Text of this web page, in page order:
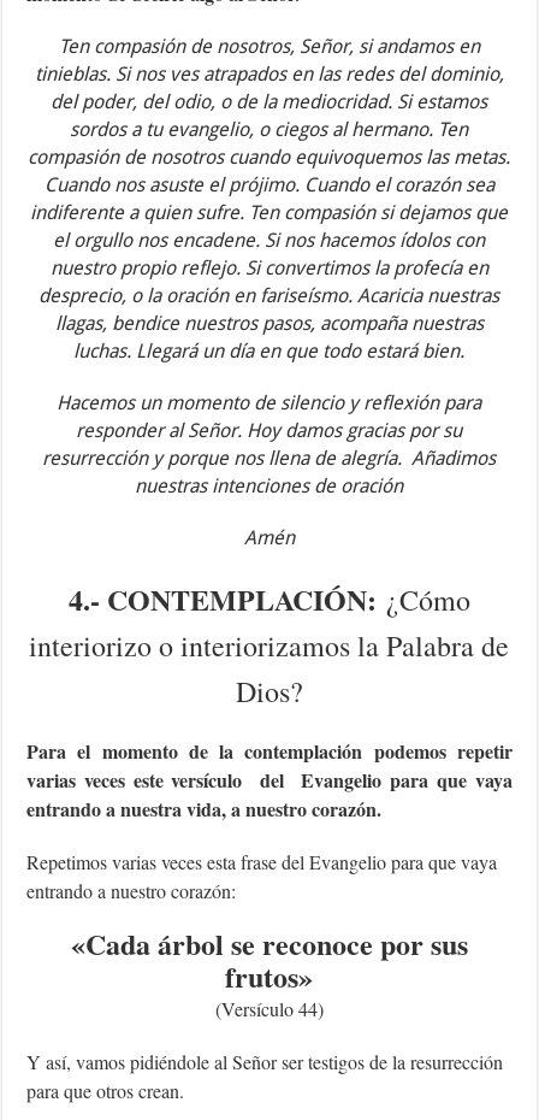
Ten compasión de nosotros, Señor, si andamos en
tinieblas. Si nos ves atrapados en las redes del dominio,
del poder, del odio, o de la mediocridad. Si estamos
sordos a tu evangelio, o ciegos al hermano. Ten
compasión de nosotros cuando equivoquemos las metas.
Cuando nos asuste el prójimo. Cuando el corazón sea
indiferente a quien sufre. Ten compasión si dejamos que
el orgullo nos encadene. Si nos hacemos ídolos con
nuestro propio reflejo. Si convertimos la profecía en
desprecio, o la oración en fariseísmo. Acaricia nuestras
llagas, bendice nuestros pasos, acompaña nuestras
luchas. Llegará un día en que todo estará bien.
Hacemos un momento de silencio y reflexión para
responder al Señor. Hoy damos gracias por su
resurrección y porque nos llena de alegría. Añadimos
nuestras intenciones de oración
Amén
4.- CONTEMPLACIÓN: ¿Cómo
interiorizo o interiorizamos la Palabra de
Dios?
Para el momento de la contemplación podemos repetir
varias veces este versículo del Evangelio para que vaya
entrando a nuestra vida, a nuestro corazón.
Repetimos varias veces esta frase del Evangelio para que vaya
entrando a nuestro corazón:
«Cada árbol se reconoce por sus
frutos»
(Versículo 44)
Y así, vamos pidiéndole al Señor ser testigos de la resurrección
para que otros crean.